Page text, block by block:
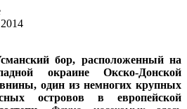
бор, расположенный на
окраине Окско-Донской
один из немногих крупных
островов в европейской